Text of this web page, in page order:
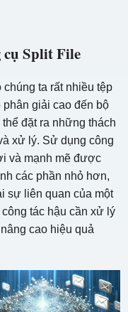
cụ Split File
ta rất nhiều tệp
giải cao đến bộ
đặt ra những thách
xử lý. Sử dụng công
và mạnh mẽ được
các phần nhỏ hơn,
sự liên quan của một
tác hậu cần xử lý
cao hiệu quả